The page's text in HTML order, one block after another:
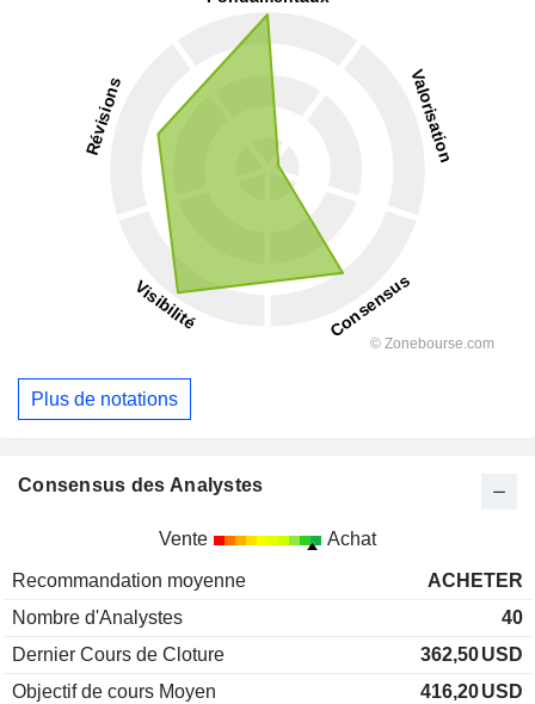
Plus de notations
Consensus des Analystes
Vente Achat
Recommandation moyenne
ACHETER
Nombre d'Analystes
40
Dernier Cours de Cloture
362,50USD
Objectif de cours Moyen
416,20USD